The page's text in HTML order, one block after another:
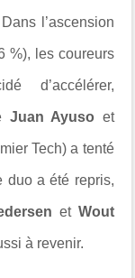
l’ascension
%), les coureurs
d’accélérer,
Juan Ayuso et
Tech) a tenté
duo a été repris,
et Wout
à revenir.